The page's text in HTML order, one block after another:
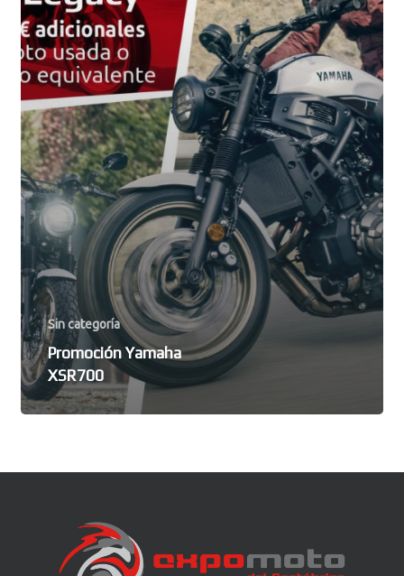
Sin categoría
Promoción Yamaha
XSR700